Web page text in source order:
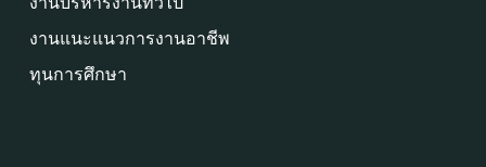
งานแนะแนวการงานอาชีพ
ทุนการศึกษา